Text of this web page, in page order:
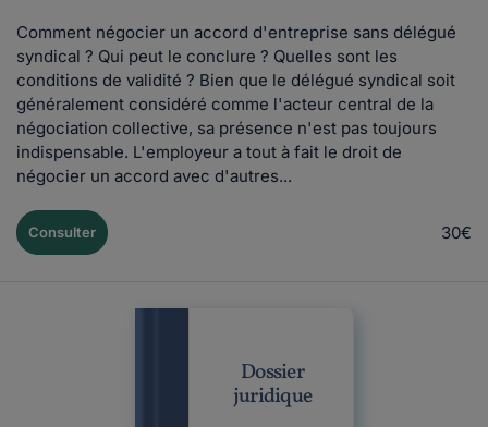
Comment négocier un accord d'entreprise sans délégué
syndical ? Qui peut le conclure ? Quelles sont les
conditions de validité ? Bien que le délégué syndical soit
généralement considéré comme l'acteur central de la
négociation collective, sa présence n'est pas toujours
indispensable. L'employeur a tout à fait le droit de
négocier un accord avec d'autres...
Consulter 30€
Dossier
juridique